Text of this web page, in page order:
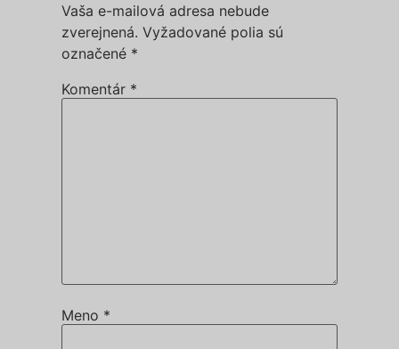
Vaša e-mailová adresa nebude
zverejnená. Vyžadované polia sú
označené *
Komentár *
Meno *